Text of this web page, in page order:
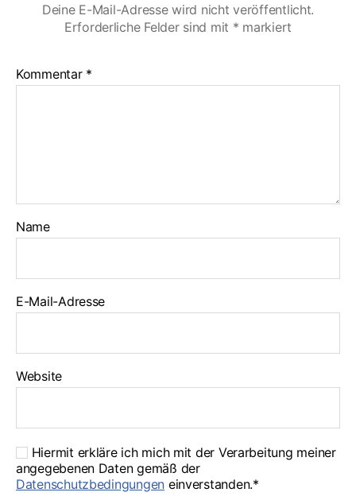
Deine E-Mail-Adresse wird nicht veröffentlicht.
Erforderliche Felder sind mit * markiert
Kommentar *
Name
E-Mail-Adresse
Website
Hiermit erkläre ich mich mit der Verarbeitung meiner
angegebenen Daten gemäß der
Datenschutzbedingungen einverstanden.*